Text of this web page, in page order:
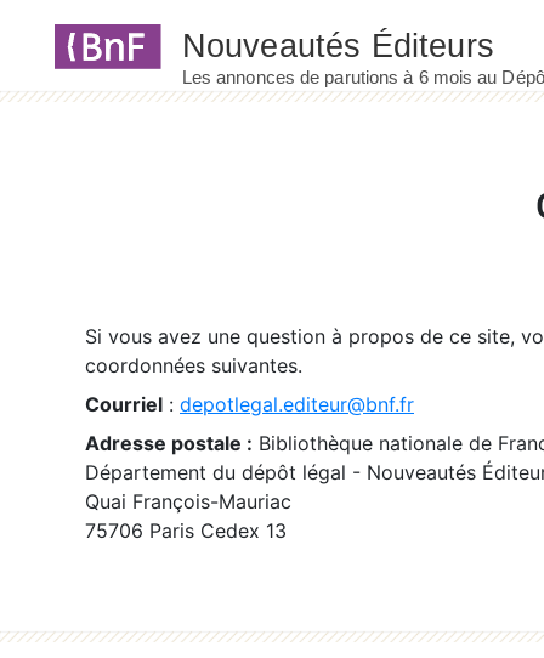
Si vous avez une question à propos de ce site,
coordonnées suivantes.
Courriel : depotlegal.editeur@bnf.fr
Adresse postale : Bibliothèque nationale de
Département du dépôt légal - Nouveautés
Quai François-Mauriac
75706 Paris Cedex 13